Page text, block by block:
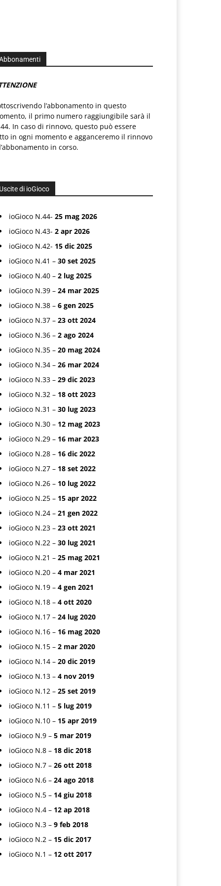
l’abbonamento in questo
il primo numero raggiungibile sarà il
In caso di rinnovo, questo può essere
in ogni momento e agganceremo il rinnovo
in corso.
Uscite di ioGioco
ioGioco N.44- 25 mag 2026
ioGioco N.43- 2 apr 2026
ioGioco N.42- 15 dic 2025
ioGioco N.41 – 30 set 2025
ioGioco N.40 – 2 lug 2025
ioGioco N.39 – 24 mar 2025
ioGioco N.38 – 6 gen 2025
ioGioco N.37 – 23 ott 2024
ioGioco N.36 – 2 ago 2024
ioGioco N.35 – 20 mag 2024
ioGioco N.34 – 26 mar 2024
ioGioco N.33 – 29 dic 2023
ioGioco N.32 – 18 ott 2023
ioGioco N.31 – 30 lug 2023
ioGioco N.30 – 12 mag 2023
ioGioco N.29 – 16 mar 2023
ioGioco N.28 – 16 dic 2022
ioGioco N.27 – 18 set 2022
ioGioco N.26 – 10 lug 2022
ioGioco N.25 – 15 apr 2022
ioGioco N.24 – 21 gen 2022
ioGioco N.23 – 23 ott 2021
ioGioco N.22 – 30 lug 2021
ioGioco N.21 – 25 mag 2021
ioGioco N.20 – 4 mar 2021
ioGioco N.19 – 4 gen 2021
ioGioco N.18 – 4 ott 2020
ioGioco N.17 – 24 lug 2020
ioGioco N.16 – 16 mag 2020
ioGioco N.15 – 2 mar 2020
ioGioco N.14 – 20 dic 2019
ioGioco N.13 – 4 nov 2019
ioGioco N.12 – 25 set 2019
ioGioco N.11 – 5 lug 2019
ioGioco N.10 – 15 apr 2019
ioGioco N.9 – 5 mar 2019
ioGioco N.8 – 18 dic 2018
ioGioco N.7 – 26 ott 2018
ioGioco N.6 – 24 ago 2018
ioGioco N.5 – 14 giu 2018
ioGioco N.4 – 12 ap 2018
ioGioco N.3 – 9 feb 2018
ioGioco N.2 – 15 dic 2017
ioGioco N.1 – 12 ott 2017